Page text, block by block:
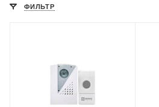
ФИЛЬТР